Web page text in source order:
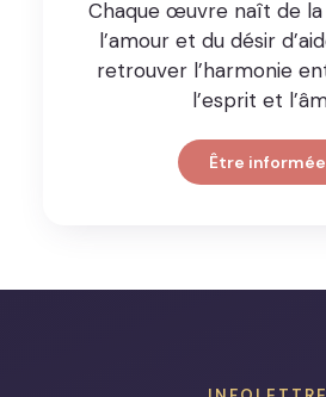
Chaque œuvre naît de la
l’amour et du désir
retrouver l’harmonie
l’esprit et
Être informée